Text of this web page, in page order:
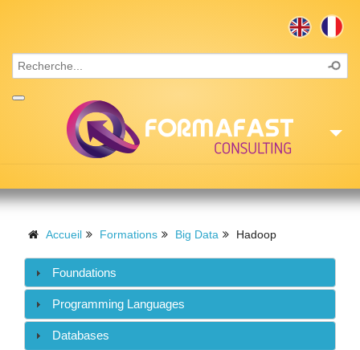
Missions
Recrutement
Accueil Formations Big Data Hadoop
Foundations
Programming Languages
Databases